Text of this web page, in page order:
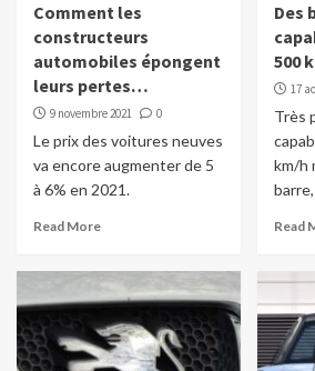
Comment les
constructeurs
automobiles épongent
leurs pertes…
9 novembre 2021 0
Le prix des voitures neuves
va encore augmenter de 5
à 6% en 2021.
Read More
Des
500
17
Très
km/h
Read